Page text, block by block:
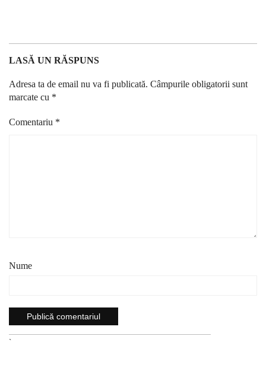
LASĂ UN RĂSPUNS
Adresa ta de email nu va fi publicată. Câmpurile obligatorii sunt
marcate cu *
Comentariu *
Nume
`